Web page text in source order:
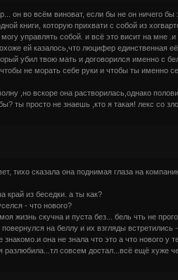
он во всём виноват, если бы не он ничего
книги, которую прихвати с собой из
управлять собой. и всё это висит на мне
ей казалось,что люцифер единственная
убил твою мать и договорился именно с
не морать себе руки и чтобы ты именно
,но вскоре она растворилась,однако
ты просто не знаешь ,кто я такая! лекс со
тихо сказала она поднимая глаза на
край из беседки. а ты как?
- что нового?
жизнь скучна и пуста без... бель чть не
на беллу и их взгляды встретились
она не знала что это а что нового у
совсем достал...всё ещё хуже